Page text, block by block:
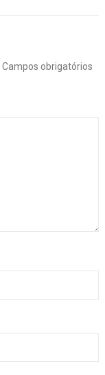
Campos obrigatórios